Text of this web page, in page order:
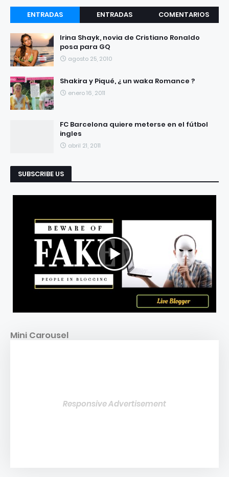
ENTRADAS
RECIENTES
ENTRADAS
COMENTARIOS
Irina Shayk, novia de Cristiano Ronaldo
posa para GQ
agosto 25, 2010
Shakira y Piqué, ¿ un waka Romance ?
enero 16, 2011
FC Barcelona quiere meterse en el fútbol
ingles
abril 21, 2011
SUBSCRIBE US
Mini Carousel
Responsive Advertisement